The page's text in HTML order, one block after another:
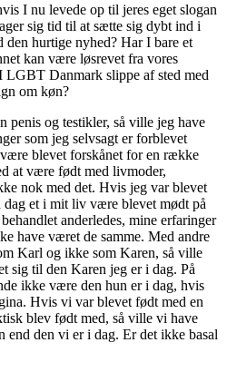
I nu levede op til jeres eget slogan
sig tid til at sætte sig dybt ind i
den hurtige nyhed? Har I bare et
kan være løsrevet fra vores
Danmark slippe af sted med
om køn?
penis og testikler, så ville jeg have
som jeg selvsagt er forblevet
blevet forskånet for en række
at være født med livmoder,
nok med det. Hvis jeg var blevet
et i mit liv være blevet mødt på
anderledes, mine erfaringer
have været de samme. Med andre
Karl og ikke som Karen, så ville
sig til den Karen jeg er i dag. På
ikke være den hun er i dag, hvis
Hvis vi var blevet født med en
blev født med, så ville vi have
end den vi er i dag. Er det ikke basal